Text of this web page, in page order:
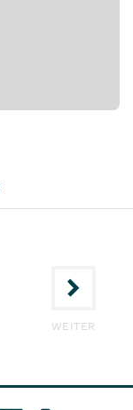
WEITER